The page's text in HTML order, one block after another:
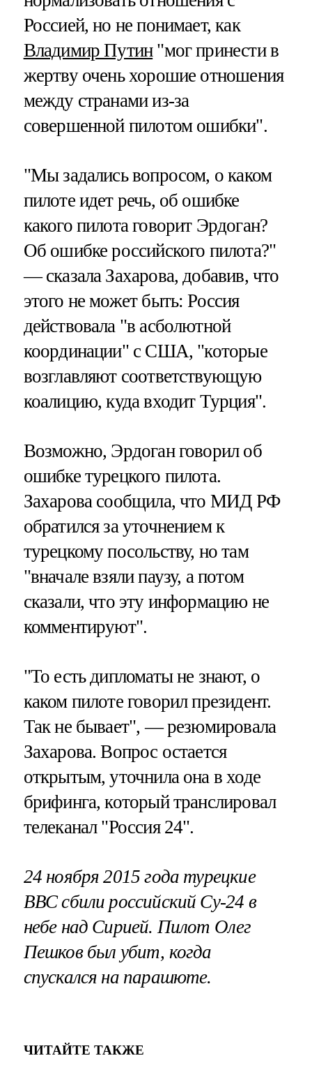
Россией, но не понимает, как
Владимир Путин"мог принести в
жертву очень хорошие отношения
между странами из-за
совершенной пилотом ошибки".
"Мы задались вопросом, о каком
пилоте идет речь, об ошибке
какого пилота говорит Эрдоган?
Об ошибке российского пилота?"
— сказала Захарова, добавив, что
этого не может быть: Россия
действовала "в асболютной
координации" с США, "которые
возглавляют соответствующую
коалицию, куда входит Турция".
Возможно, Эрдоган говорил об
ошибке турецкого пилота.
Захарова сообщила, что МИД РФ
обратился за уточнением к
турецкому посольству, но там
"вначале взяли паузу, а потом
сказали, что эту информацию не
комментируют".
"То есть дипломаты не знают, о
каком пилоте говорил президент.
Так не бывает", — резюмировала
Захарова. Вопрос остается
открытым, уточнила она в ходе
брифинга, который транслировал
телеканал "Россия 24".
24 ноября 2015 года турецкие
ВВС сбили российский Су-24 в
небе над Сирией. Пилот Олег
Пешков был убит, когда
спускался на парашюте.
ЧИТАЙТЕ ТАКЖЕ